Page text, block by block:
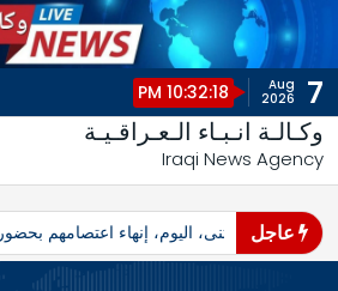
i
t
7
Aug
2026
10:32:18 PM
وكـالـة انـبـاء الـعـراقـيـة
Iraqi News Agency
عاجل
محافظ المثنى، اليوم، إنهاء اعتصامهم